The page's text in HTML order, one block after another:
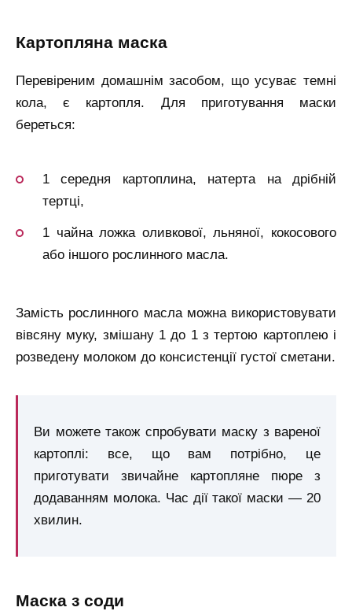
картопляна маска
Перевіреним домашнім засобом, що усуває темні
кола, є картопля. Для приготування маски
береться:
1 середня картоплина, натерта на дрібній
тертці,
1 чайна ложка оливкової, льняної, кокосового
або іншого рослинного масла.
Замість рослинного масла можна використовувати
вівсяну муку, змішану 1 до 1 з тертою картоплею і
розведену молоком до консистенції густої сметани.
Ви можете також спробувати маску з вареної
картоплі: все, що вам потрібно, це
приготувати звичайне картопляне пюре з
додаванням молока. Час дії такої маски — 20
хвилин.
маска з соди